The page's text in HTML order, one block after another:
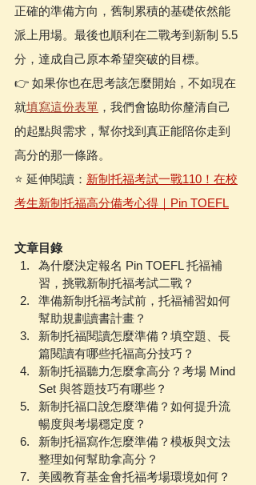
正確的準備方向，舊制累積的基礎依然能
派上用場。最後也順利在二戰考到新制 5.5
分，達成自己原本希望突破的目標。
👉 如果你也在思考該怎麼開始，不如現在
就填寫這份表單 ，我們會協助你釐清自己
的起點與需求，幫你找到真正能陪你走到
高分的那一條路。
⭐️ 延伸閱讀： 新制托福考試一戰110！在校
考生新制托福高分備考心得｜Pin TOEFL
文章目錄
為什麼決定報名 Pin TOEFL 托福補
習，挑戰新制托福考試二戰？
準備新制托福考試前，托福補習如何
幫助規劃讀書計畫？
新制托福閱讀怎麼準備？填空題、長
篇閱讀有哪些托福高分技巧？
新制托福聽力怎麼拿高分？考場 Mind
Set 與答題技巧有哪些？
新制托福口說怎麼準備？如何提升流
暢度與考場穩定度？
新制托福寫作怎麼準備？模板與文法
整理如何幫助拿高分？
美國教育基金會托福考場環境如何？